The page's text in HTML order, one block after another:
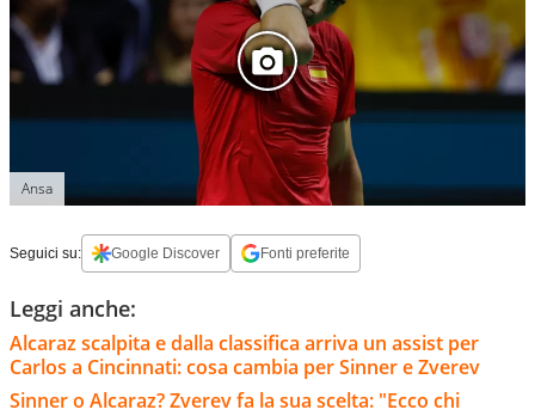
Ansa
Seguici su: Google Discover Fonti preferite
Leggi anche:
Alcaraz scalpita e dalla classifica arriva un assist per
Carlos a Cincinnati: cosa cambia per Sinner e Zverev
Sinner o Alcaraz? Zverev fa la sua scelta: "Ecco chi